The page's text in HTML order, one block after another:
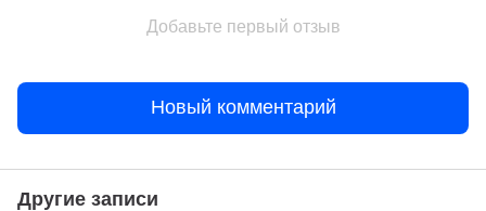
Добавьте первый отзыв
Новый комментарий
Другие записи